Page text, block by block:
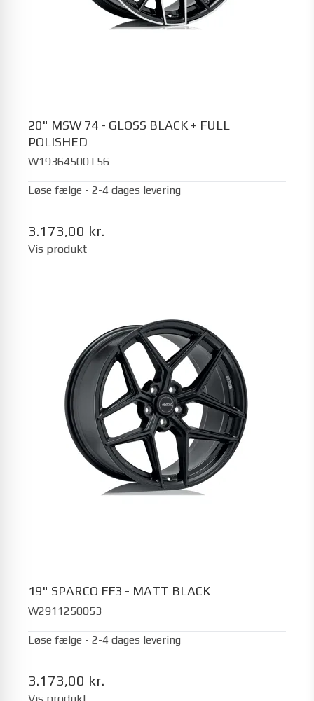
20" MSW 74 - GLOSS BLACK + FULL
POLISHED
W19364500T56
Løse fælge - 2-4 dages levering
3.173,00 kr.
Vis produkt
19" SPARCO FF3 - MATT BLACK
W2911250053
Løse fælge - 2-4 dages levering
3.173,00 kr.
Vis produkt